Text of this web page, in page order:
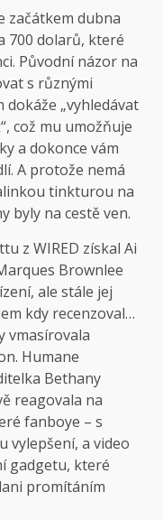
začátkem dubna
700 dolarů, které
Původní názor na
s různými
dokáže „vyhledávat
což mu umožňuje
a dokonce vám
A protože nemá
tinkturou na
byly na cestě ven.
z WIRED získal Ai
Brownlee
ale stále jej
kdy recenzoval…
vmasírovala
Humane
Bethany
reagovala na
fanboye – s
vylepšení, a video
gadgetu, které
promítáním